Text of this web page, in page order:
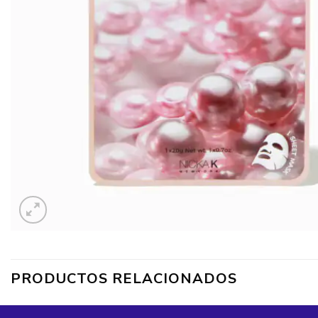
PRODUCTOS RELACIONADOS